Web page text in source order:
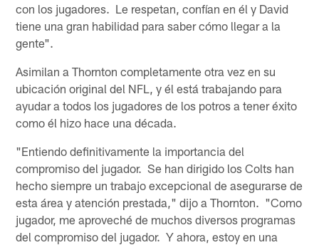
con los jugadores. Le respetan, confían en él y David
tiene una gran habilidad para saber cómo llegar a la
gente".
Asimilan a Thornton completamente otra vez en su
ubicación original del NFL, y él está trabajando para
ayudar a todos los jugadores de los potros a tener éxito
como él hizo hace una década.
"Entiendo definitivamente la importancia del
compromiso del jugador. Se han dirigido los Colts han
hecho siempre un trabajo excepcional de asegurarse de
esta área y atención prestada," dijo a Thornton. "Como
jugador, me aproveché de muchos diversos programas
del compromiso del jugador. Y ahora, estoy en una